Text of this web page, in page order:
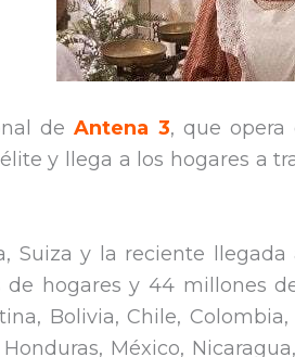
deAntena 3, que opera
y llega a los hogares a
Suiza y la reciente llegada
de hogares y 44 millones
Bolivia, Chile,
Honduras, México,